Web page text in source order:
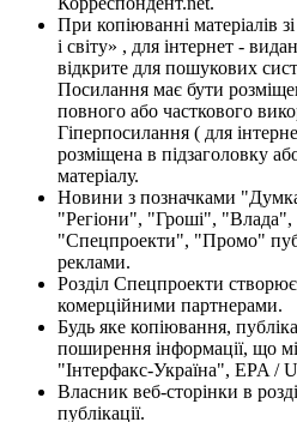
При копіюванні матеріалів
і світу» , для інтернет -
відкрите для пошукових
Посилання має бути
повного або часткового
Гіперпосилання ( для
розміщена в підзаголовку
матеріалу.
Новини з позначками
"Регіони", "Гроші",
"Спецпроекти", "Промо"
реклами.
Розділ Спецпроекти
комерційними партнерами.
Будь яке копіювання,
поширення інформації, що
"Інтерфакс-Україна", EPA /
Власник веб-сторінки в
публікації.